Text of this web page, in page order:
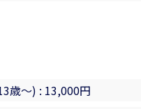
歳〜) : 13,000円